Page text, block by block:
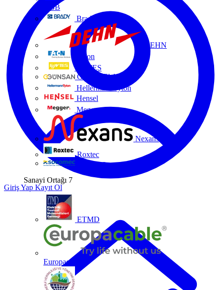
ABB
Brady
DEHN
Eaton
ENTES
Günsan Elektrik
HellermannTyton
Hensel
Megger
Nexans
Roxtec
Socomec
Sanayi Ortağı 7
ETMD
Europacable
Giriş Yap Kayıt Ol